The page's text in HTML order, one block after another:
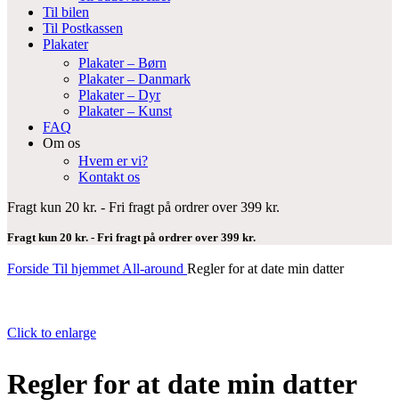
Til bilen
Til Postkassen
Plakater
Plakater – Børn
Plakater – Danmark
Plakater – Dyr
Plakater – Kunst
FAQ
Om os
Hvem er vi?
Kontakt os
Fragt kun 20 kr. - Fri fragt på ordrer over 399 kr.
Fragt kun 20 kr. - Fri fragt på ordrer over 399 kr.
Forside Til hjemmet All-around Regler for at date min datter
Click to enlarge
Regler for at date min datter